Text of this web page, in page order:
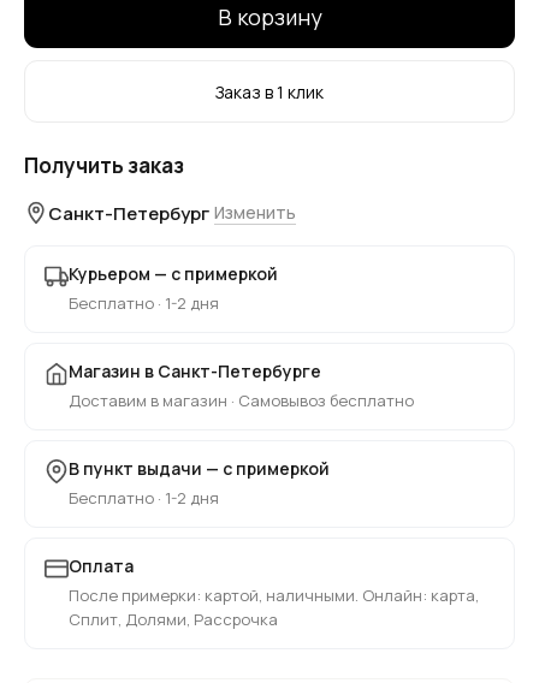
В корзину
Заказ в 1 клик
Получить заказ
Санкт-Петербург Изменить
Курьером — с примеркой
Бесплатно · 1-2 дня
Магазин в Санкт-Петербурге
Доставим в магазин · Самовывоз бесплатно
В пункт выдачи — с примеркой
Бесплатно · 1-2 дня
Оплата
После примерки: картой, наличными. Онлайн: карта,
Сплит, Долями, Рассрочка